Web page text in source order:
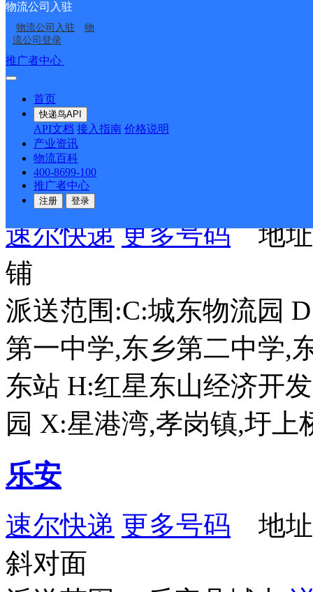
物流公司入驻
物流公司入驻
物
流公司登录
推广者中心
首页
快递鸟API
API文档 接入指南 价格说明
产业资讯
物流百科
400-8699-100
推广者中心
注册 登录
派送范围:D:东华理工北
南区 F:抚北镇工业园，
抚州市区内 N:南昌大学
镇Z:中医药高等专科学
东乡
速尔快递 更多号码地址
铺
派送范围:C:城东物流园
第一中学,东乡第二中学,
东站 H:红星东山经济开
园 X:星港湾,孝岗镇,圩上
乐安
速尔快递 更多号码 地址
斜对面